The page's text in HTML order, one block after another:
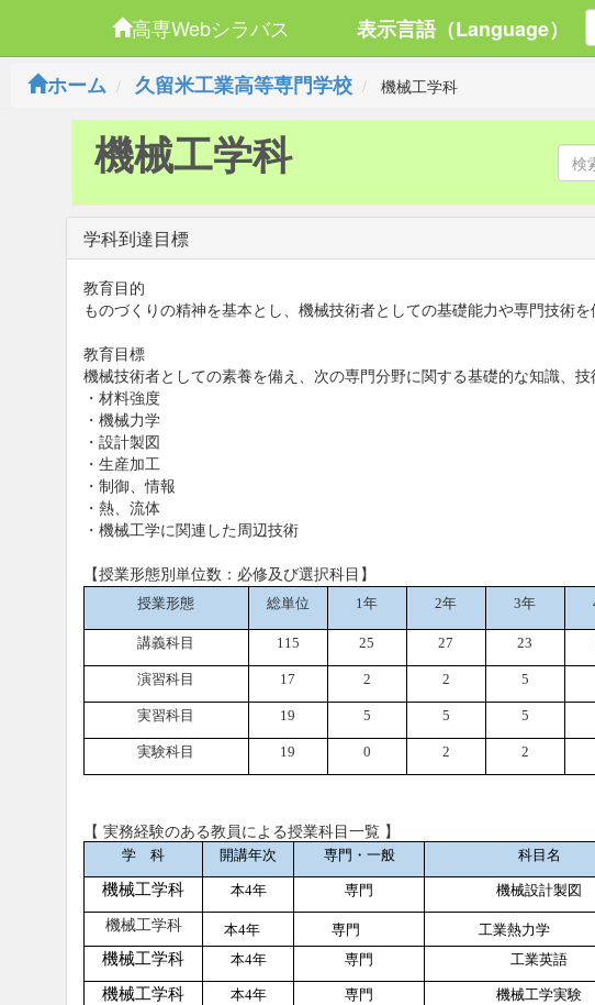
高専Webシラバス 表示言語（Language）
ホーム 久留米工業高等専門学校 機械工学科
機械工学科
学科到達目標
教育目的
ものづくりの精神を基本とし、機械技術者としての基礎能力や専門技術
教育目標
機械技術者としての素養を備え、次の専門分野に関する基礎的な知識、
・材料強度
・機械力学
・設計製図
・生産加工
・制御、情報
・熱、流体
・機械工学に関連した周辺技術
【授業形態別単位数：必修及び選択科目】
授業形態
総単位 1年 2年 3年
講義科目 115 25 27 23
演習科目 17 2 2 5
実習科目 19 5 5 5
実験科目 19 0 2 2
【 実務経験のある教員による授業科目一覧 】
学 科 開講年次 専門・一般 科目名
機械工学科 本4年 専門 機械設計製図
機械工学科 本4年 専門 工業熱力学
機械工学科 本4年 専門 工業英語
機械工学科 本4年 専門 機械工学実験